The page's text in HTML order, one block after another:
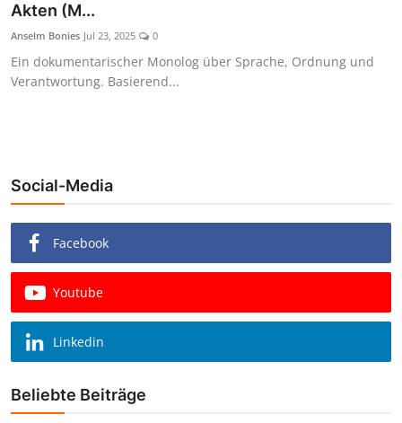
Akten (M...
Anselm Bonies Jul 23, 2025 0
Ein dokumentarischer Monolog über Sprache, Ordnung und
Verantwortung. Basierend...
Social-Media
Facebook
Youtube
Linkedin
Beliebte Beiträge